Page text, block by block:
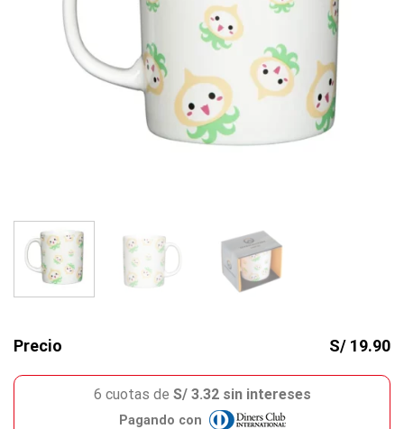
Precio S/ 19.90
6 cuotas de S/ 3.32 sin intereses
Pagando con